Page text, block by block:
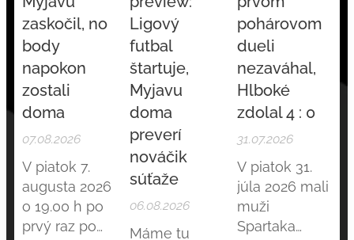
zaskočil, no
body
napokon
zostali
doma
07.08.2026
V piatok 7.
augusta 2026
o 19.00 h po
prvý raz po
Ligový
futbal
štartuje,
Myjavu
doma
preverí
nováčik
súťaže
06.08.2026
Máme tu
pohárovom
dueli
nezaváhal,
Hlboké
zdolal 4 : 0
31.07.2026
V piatok 31.
júla 2026 mali
muži
Spartaka